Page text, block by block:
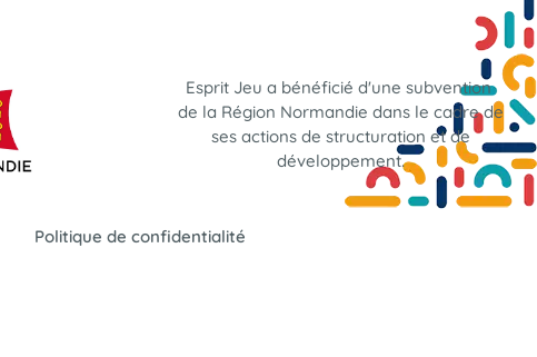
Esprit Jeu a bénéficié d'une subvention
de la Région Normandie dans le cadre de
ses actions de structuration et de
développement.
Politique de confidentialité